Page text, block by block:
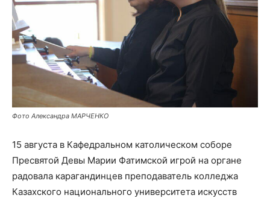
Фото Александра МАРЧЕНКО
15 августа в Кафедральном католическом соборе
Пресвятой Девы Марии Фатимской игрой на органе
радовала карагандинцев преподаватель колледжа
Казахского национального университета искусств